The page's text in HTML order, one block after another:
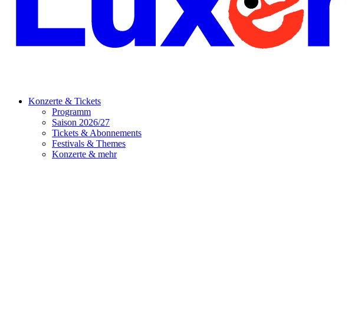
Konzerte & Tickets
Programm
Saison 2026/27
Tickets & Abonnements
Festivals & Themes
Konzerte & mehr